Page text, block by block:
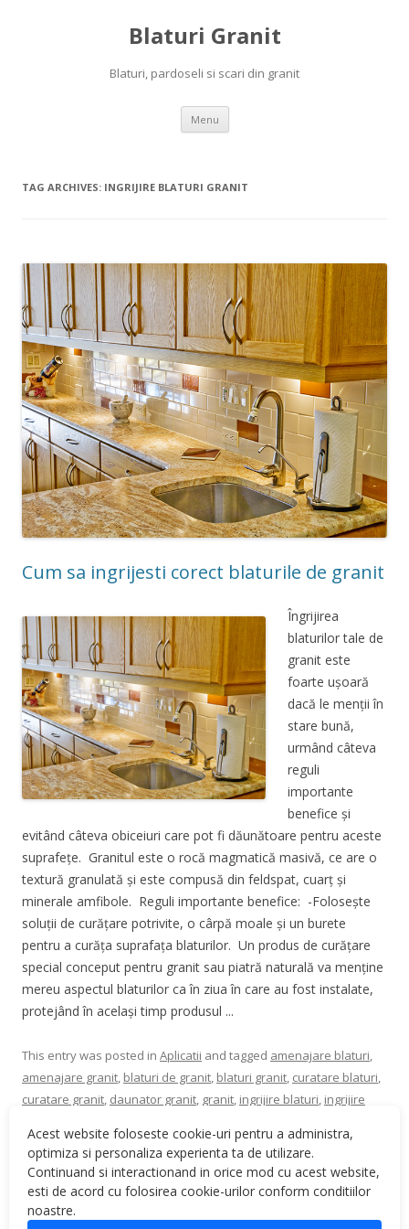
Acest website foloseste cookie-uri pentru a administra,
optimiza si personaliza experienta ta de utilizare.
Continuand si interactionand in orice mod cu acest website,
esti de acord cu folosirea cookie-urilor conform conditiilor
noastre.
Blaturi Granit
Blaturi, pardoseli si scari din granit
Menu Skip to content
TAG ARCHIVES: INGRIJIRE BLATURI GRANIT
Cum sa ingrijesti corect blaturile de granit
Îngrijirea
blaturilor tale de
granit este
foarte ușoară
dacă le menții în
stare bună,
urmând câteva
reguli
importante
benefice și
evitând câteva obiceiuri care pot fi dăunătoare pentru aceste
suprafețe. Granitul este o rocă magmatică masivă, ce are o
textură granulată și este compusă din feldspat, cuarț și
minerale amfibole. Reguli importante benefice: -Folosește
soluții de curățare potrivite, o cârpă moale și un burete
pentru a curăța suprafața blaturilor. Un produs de curățare
special conceput pentru granit sau piatră naturală va menține
mereu aspectul blaturilor ca în ziua în care au fost instalate,
protejând în același timp produsul ...
This entry was posted in Aplicatii and tagged amenajare blaturi,
amenajare granit, blaturi de granit, blaturi granit, curatare blaturi,
curatare granit, daunator granit, granit,ingrijire blaturi,ingrijire
daunatoare granit,piatra naturala reguli benefice graniton
March 22, 2022